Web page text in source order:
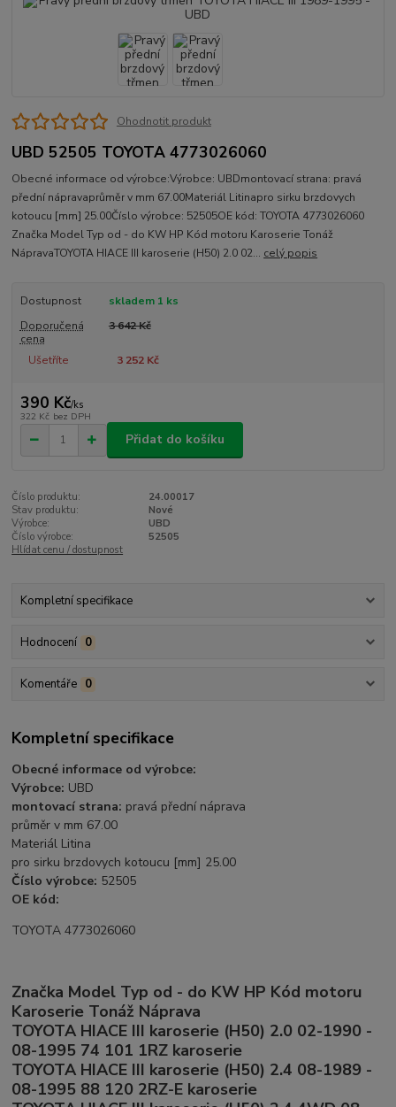
Ohodnotit produkt
UBD 52505 TOYOTA 4773026060
Obecné informace od výrobce:Výrobce: UBDmontovací strana: pravá
přední nápravaprůměr v mm 67.00Materiál Litinapro sirku brzdovych
kotoucu [mm] 25.00Číslo výrobce: 52505OE kód: TOYOTA 4773026060
Značka Model Typ od - do KW HP Kód motoru Karoserie Tonáž
NápravaTOYOTA HIACE III karoserie (H50) 2.0 02... celý popis
Dostupnost
skladem 1 ks
Doporučená
cena
3 642 Kč
Ušetříte 3 252 Kč
390 Kč/ks
322 Kč bez DPH
Přidat do košíku
Číslo produktu:
24.00017
Stav produktu:
Nové
Výrobce:
UBD
Číslo výrobce:
52505
Hlídat cenu / dostupnost
Kompletní specifikace
Hodnocení 0
Komentáře 0
Kompletní specifikace
Obecné informace od výrobce:
Výrobce: UBD
montovací strana: pravá přední náprava
průměr v mm 67.00
Materiál Litina
pro sirku brzdovych kotoucu [mm] 25.00
Číslo výrobce: 52505
OE kód:
TOYOTA 4773026060
Značka Model Typ od - do KW HP Kód motoru
Karoserie Tonáž Náprava
TOYOTA HIACE III karoserie (H50) 2.0 02-1990 -
08-1995 74 101 1RZ karoserie
TOYOTA HIACE III karoserie (H50) 2.4 08-1989 -
08-1995 88 120 2RZ-E karoserie